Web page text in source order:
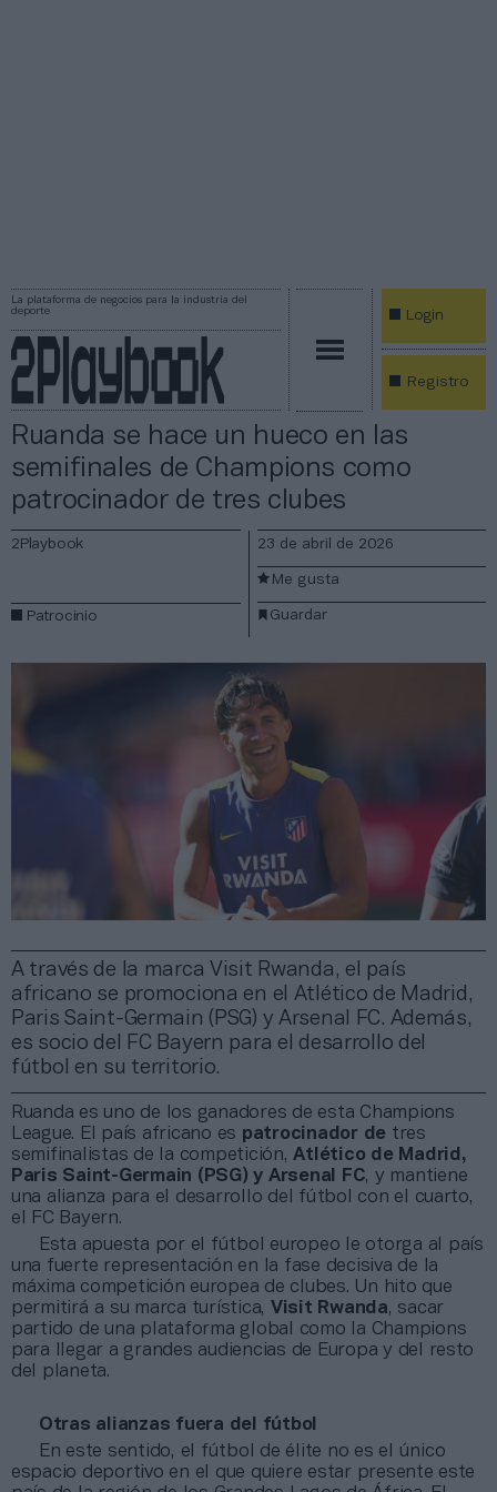
La plataforma de negocios para la industria del
deporte
Login
Registro
Ruanda se hace un hueco en las
semifinales de Champions como
patrocinador de tres clubes
A través de la marca Visit Rwanda, el país
africano se promociona en el Atlético de Madrid,
Paris Saint-Germain (PSG) y Arsenal FC. Además,
es socio del FC Bayern para el desarrollo del
fútbol en su territorio.
2Playbook
Patrocinio
23 de abril de 2026
Guardar
Me gusta
Ruanda es uno de los ganadores de esta Champions
League. El país africano es patrocinador de tres
semifinalistas de la competición,Atlético de Madrid,
Paris Saint-Germain (PSG) y Arsenal FC, y mantiene
una alianza para el desarrollo del fútbol con el cuarto,
el FC Bayern.
Esta apuesta por el fútbol europeo le otorga al país
una fuerte representación en la fase decisiva de la
máxima competición europea de clubes. Un hito que
permitirá a su marca turística, Visit Rwanda, sacar
partido de una plataforma global como la Champions
para llegar a grandes audiencias de Europa y del resto
del planeta.
Otras alianzas fuera del fútbol
En este sentido, el fútbol de élite no es el único
espacio deportivo en el que quiere estar presente este